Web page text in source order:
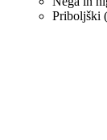
Priboljški